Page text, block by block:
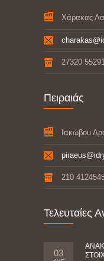
Χάρακας
27320
Πειραιάς
Ιακώβου
210
Τελευταίες
03